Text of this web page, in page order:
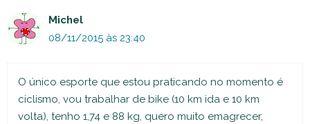
Michel
08/11/2015 às 23:40
O único esporte que estou praticando no momento é
ciclismo, vou trabalhar de bike (10 km ida e 10 km
volta), tenho 1,74 e 88 kg, quero muito emagrecer,